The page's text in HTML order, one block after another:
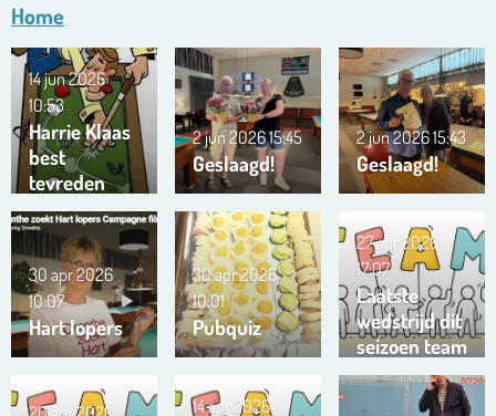
Home
Harrie Klaas
best
tevreden
14 jun 2026
10:53
Geslaagd!
2 jun 202615:45
Geslaagd!
2 jun 202615:43
Hart lopers
30 apr 2026
10:07
Pubquiz
30 apr 2026
10:01
Laatste
wedstrijd dit
seizoen team
Trianta 01
27 apr 2026
17:07
14 apr 2026